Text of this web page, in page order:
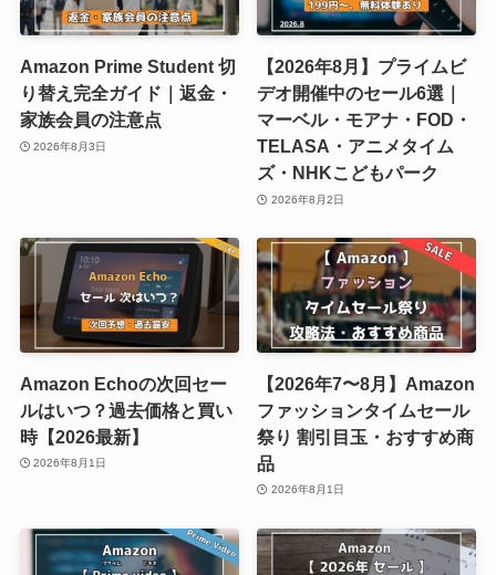
Amazon Prime Student 切
り替え完全ガイド｜返金・
家族会員の注意点
2026年8月3日
【2026年8月】プライムビ
デオ開催中のセール6選｜
マーベル・モアナ・FOD・
TELASA・アニメタイム
ズ・NHKこどもパーク
2026年8月2日
Amazon Echoの次回セー
ルはいつ？過去価格と買い
時【2026最新】
2026年8月1日
【2026年7〜8月】Amazon
ファッションタイムセール
祭り 割引目玉・おすすめ商
品
2026年8月1日